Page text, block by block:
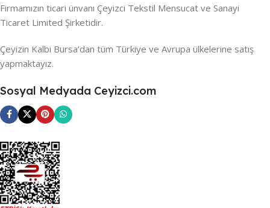
Firmamızın ticari ünvanı Çeyizci Tekstil Mensucat ve Sanayi
Ticaret Limited Şirketidir.
Çeyizin Kalbi Bursa’dan tüm Türkiye ve Avrupa ülkelerine satış
yapmaktayız.
Sosyal Medyada Ceyizci.com